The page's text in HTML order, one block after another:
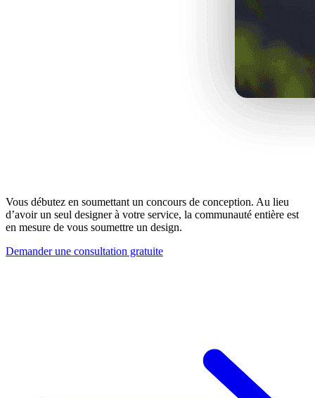
Vous débutez en soumettant un concours de conception. Au lieu
d’avoir un seul designer à votre service, la communauté entière est
en mesure de vous soumettre un design.
Demander une consultation gratuite